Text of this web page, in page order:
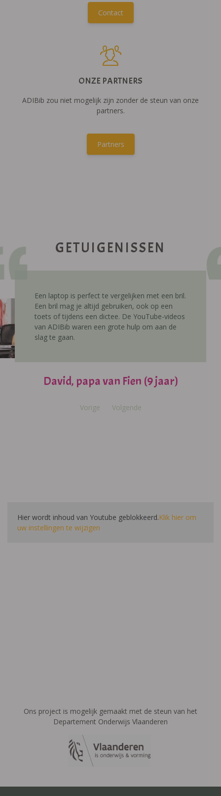
Contact
ONZE PARTNERS
ADIBib zou niet mogelijk zijn zonder de steun van onze
partners.
Partners
GETUIGENISSEN
Een laptop is perfect te vergelijken met een bril.
Een bril mag je altijd gebruiken, ook op een
toets of tijdens een dictee. De YouTube-videos
van ADIBib waren een grote hulp om aan de
slag te gaan.
David, papa van Fien (9 jaar)
Vorige Volgende
Hier wordt inhoud van Youtube geblokkeerd.Klik hier om
uw instellingen te wijzigen
Ons project is mogelijk gemaakt met de steun van het
Departement Onderwijs Vlaanderen